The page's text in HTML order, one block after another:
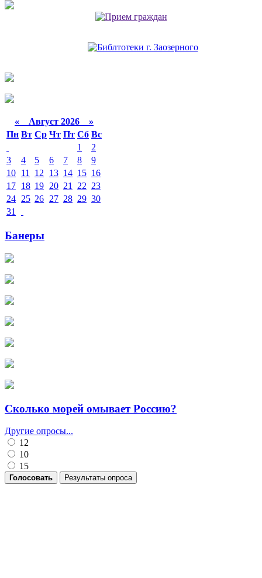
« Август 2026 »
Пн Вт Ср Чт Пт Сб Вс
1
2
3
4 5 6 7 8
9
10 11 12 13 14 15 16
17 18 19 20 21 22 23
24 25 26 27 28 29 30
31
Банеры
Сколько морей омывает Россию?
Другие опросы...
12
10
15
Голосовать Результаты опроса